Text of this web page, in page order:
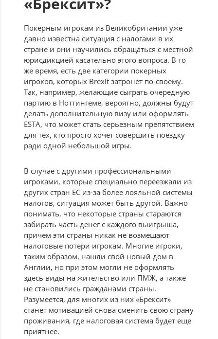
Покерным игрокам из Великобритании уже
давно известна ситуация с налогами в их
стране и они научились обращаться с местной
юрисдикцией касательно этого вопроса. В то
же время, есть две категории покерных
игроков, которых Brexit затронет по-своему.
Так, например, желающие сыграть очередную
партию в Ноттингеме, вероятно, должны будут
делать дополнительную визу или оформлять
ESTA, что может стать серьезным препятствием
для тех, кто просто хочет совершить поездку
ради одной небольшой игры.
В случае с другими профессиональными
игроками, которые специально переезжали из
других стран ЕС из-за более лояльной системы
налогов, ситуация может быть другой. Важно
понимать, что некоторые страны стараются
забирать часть денег с каждого выигрыша,
причем эти страны никак не возмещают
налоговые потери игрокам. Многие игроки,
таким образом, нашли свой новый дом в
Англии, но при этом могли не оформлять
здесь виды на жительство или ПМЖ, а также
не становились гражданами страны.
Разумеется, для многих из них «Брексит»
станет мотивацией снова сменить свою страну
проживания, где налоговая система будет еще
приятнее.